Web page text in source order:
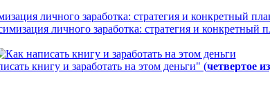
личного заработка: стратегия и конкретный
книгу и заработать на этом деньги" (четвертое